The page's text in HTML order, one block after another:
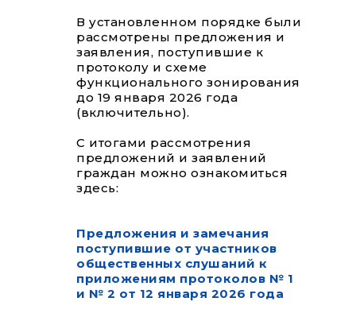
В установленном порядке были
рассмотрены предложения и
заявления, поступившие к
протоколу и схеме
функционального зонирования
до 19 января 2026 года
(включительно).
С итогами рассмотрения
предложений и заявлений
граждан можно ознакомиться
здесь:
Предложения и замечания
поступившие от участников
общественных слушаний к
приложениям протоколов № 1
и № 2 от 12 января 2026 года